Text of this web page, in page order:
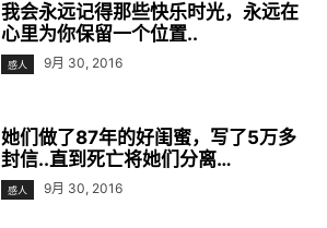
我会永远记得那些快乐时光，永远在
心里为你保留一个位置..
感人 9月 30, 2016
她们做了87年的好闺蜜，写了5万多
封信..直到死亡将她们分离…
感人 9月 30, 2016